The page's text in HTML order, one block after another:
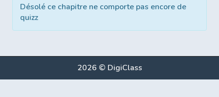
Désolé ce chapitre ne comporte pas encore de
quizz
2026 © DigiClass